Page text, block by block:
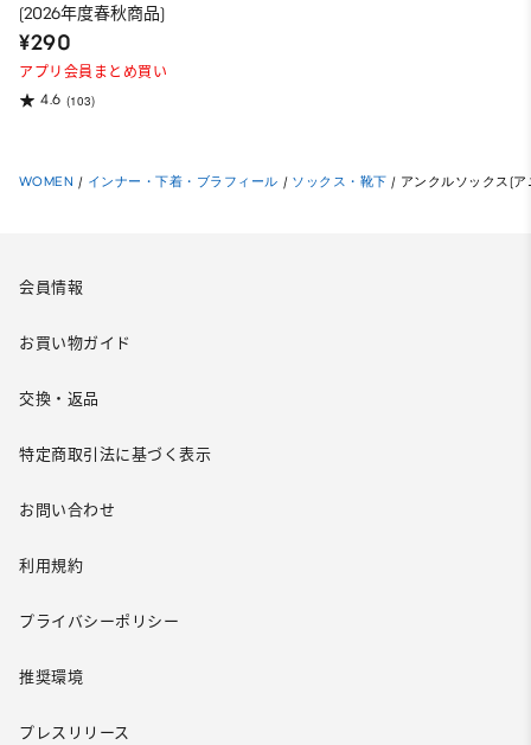
(2026年度春秋商品)
¥290
アプリ会員まとめ買い
4.6 (103)
WOMEN / インナー・下着・ブラフィール / ソックス・靴下 / アンクルソックス(
会員情報
お買い物ガイド
交換・返品
特定商取引法に基づく表示
お問い合わせ
利用規約
プライバシーポリシー
推奨環境
プレスリリース